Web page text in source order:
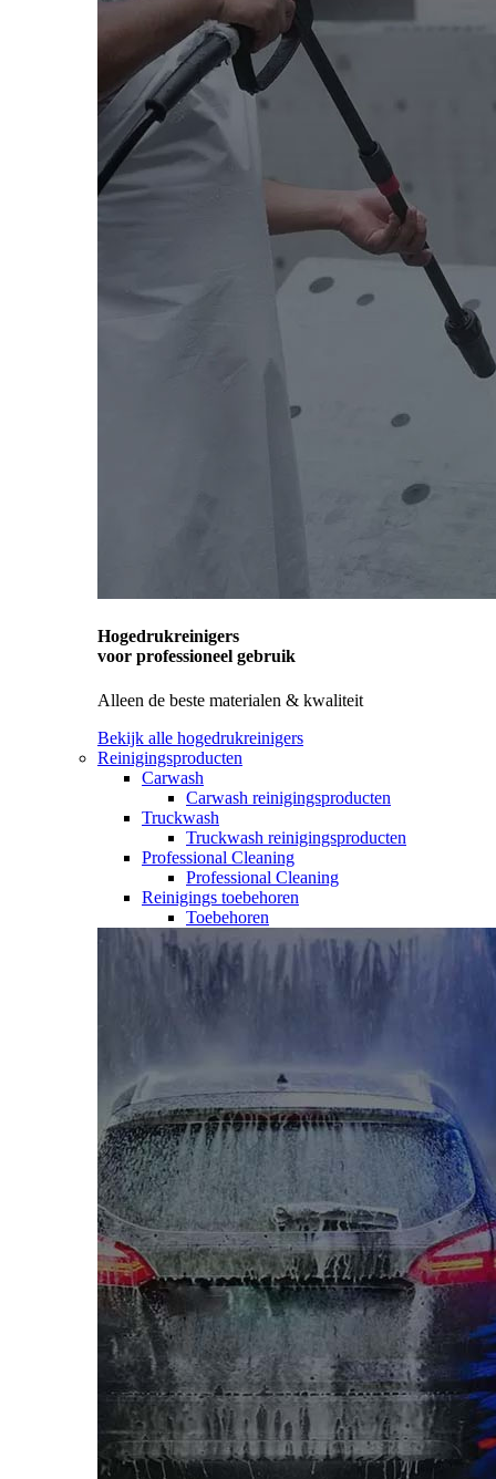
Hogedrukreinigers
voor professioneel gebruik
Alleen de beste materialen & kwaliteit
Bekijk alle hogedrukreinigers
Reinigingsproducten
Carwash
Carwash reinigingsproducten
Truckwash
Truckwash reinigingsproducten
Professional Cleaning
Professional Cleaning
Reinigings toebehoren
Toebehoren